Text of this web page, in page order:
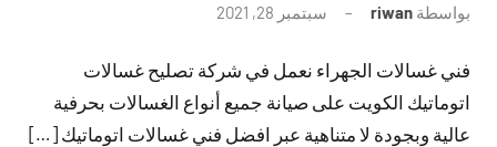
بواسطة riwan سبتمبر 28, 2021
تعليقات
فني غسالات الجهراء نعمل في شركة تصليح غسالات
اتوماتيك الكويت على صيانة جميع أنواع الغسالات بحرفية
عالية وبجودة لا متناهية عبر افضل فني غسالات اتوماتيك […]